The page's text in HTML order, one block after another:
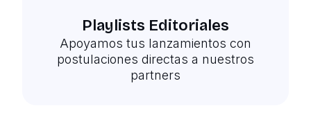
Playlists Editoriales
Apoyamos tus lanzamientos con
postulaciones directas a nuestros
partners